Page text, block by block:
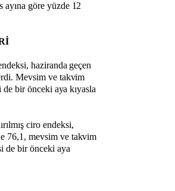
ayına göre yüzde 12
haziranda geçen
Mevsim ve takvim
de bir önceki aya kıyasla
ciro endeksi,
76,1, mevsim ve takvim
de bir önceki aya